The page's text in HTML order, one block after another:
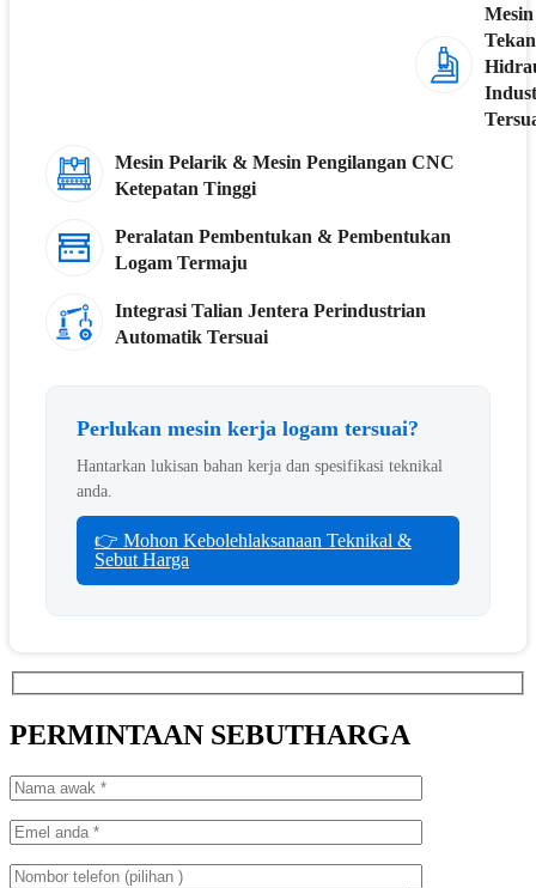
Mesin
Tekan
Mesin Pelarik & Mesin Pengilangan CNC
Ketepatan Tinggi
Peralatan Pembentukan & Pembentukan
Logam Termaju
Integrasi Talian Jentera Perindustrian
Automatik Tersuai
Perlukan mesin kerja logam tersuai?
Hantarkan lukisan bahan kerja dan spesifikasi teknikal
anda.
👉 Mohon Kebolehlaksanaan Teknikal &
Sebut Harga
PERMINTAAN SEBUTHARGA